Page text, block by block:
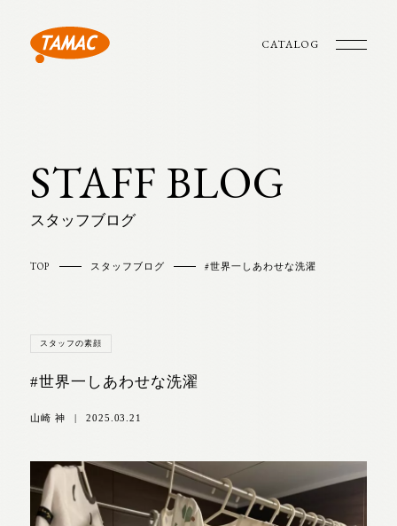
CATALOG
STAFF BLOG
スタッフブログ
TOP スタッフブログ #世界一しあわせな洗濯
スタッフの素顔
#世界一しあわせな洗濯
山崎 神 | 2025.03.21